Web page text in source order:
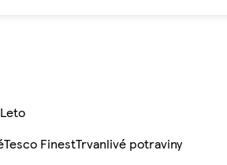
Leto
Tesco FinestTrvanlivé potraviny